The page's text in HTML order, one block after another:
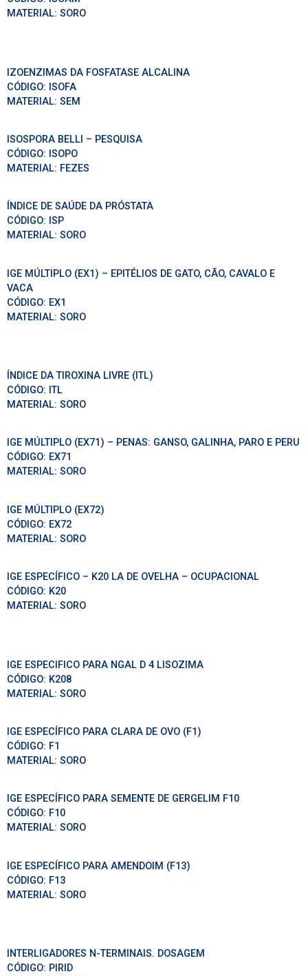
MATERIAL: SORO
IZOENZIMAS DA FOSFATASE ALCALINA
CÓDIGO: ISOFA
MATERIAL: SEM
ISOSPORA BELLI – PESQUISA
CÓDIGO: ISOPO
MATERIAL: FEZES
ÍNDICE DE SAÚDE DA PRÓSTATA
CÓDIGO: ISP
MATERIAL: SORO
IGE MÚLTIPLO (EX1) – EPITÉLIOS DE GATO, CÃO, CAVALO E
VACA
CÓDIGO: EX1
MATERIAL: SORO
ÍNDICE DA TIROXINA LIVRE (ITL)
CÓDIGO: ITL
MATERIAL: SORO
IGE MÚLTIPLO (EX71) – PENAS: GANSO, GALINHA, PARO E PERU
CÓDIGO: EX71
MATERIAL: SORO
IGE MÚLTIPLO (EX72)
CÓDIGO: EX72
MATERIAL: SORO
IGE ESPECÍFICO – K20 LA DE OVELHA – OCUPACIONAL
CÓDIGO: K20
MATERIAL: SORO
IGE ESPECIFICO PARA NGAL D 4 LISOZIMA
CÓDIGO: K208
MATERIAL: SORO
IGE ESPECÍFICO PARA CLARA DE OVO (F1)
CÓDIGO: F1
MATERIAL: SORO
IGE ESPECÍFICO PARA SEMENTE DE GERGELIM F10
CÓDIGO: F10
MATERIAL: SORO
IGE ESPECÍFICO PARA AMENDOIM (F13)
CÓDIGO: F13
MATERIAL: SORO
INTERLIGADORES N-TERMINAIS. DOSAGEM
CÓDIGO: PIRID